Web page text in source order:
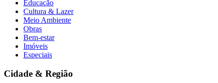
Atlético-MG
Educação
Cultura & Lazer
Meio Ambiente
Obras
Bem-estar
Imóveis
Especiais
Cidade & Região